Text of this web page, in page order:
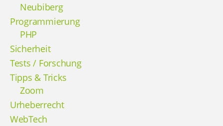
Neubiberg
Programmierung
PHP
Sicherheit
Tests / Forschung
Tipps & Tricks
Zoom
Urheberrecht
WebTech